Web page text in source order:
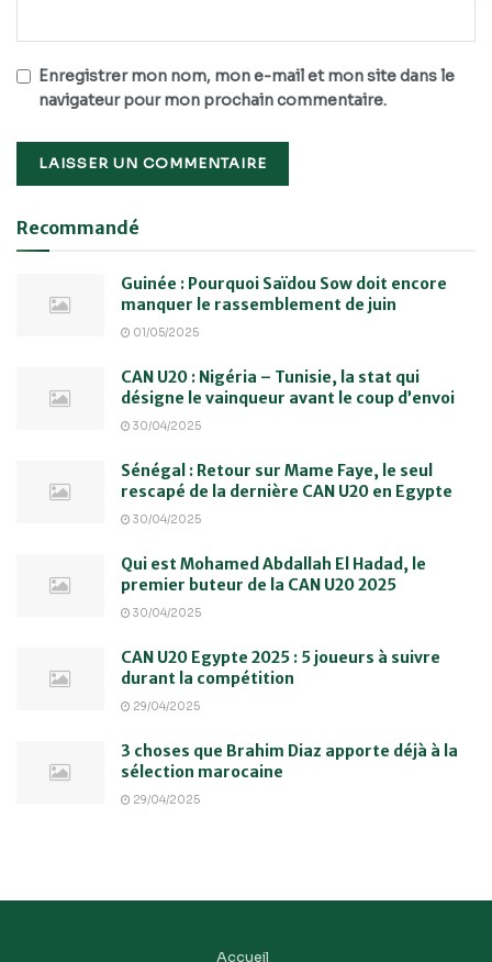
Enregistrer mon nom, mon e-mail et mon site dans le
navigateur pour mon prochain commentaire.
Recommandé
Guinée : Pourquoi Saïdou Sow doit encore
manquer le rassemblement de juin
01/05/2025
CAN U20 : Nigéria – Tunisie, la stat qui
désigne le vainqueur avant le coup d’envoi
30/04/2025
Sénégal : Retour sur Mame Faye, le seul
rescapé de la dernière CAN U20 en Egypte
30/04/2025
Qui est Mohamed Abdallah El Hadad, le
premier buteur de la CAN U20 2025
30/04/2025
CAN U20 Egypte 2025 : 5 joueurs à suivre
durant la compétition
29/04/2025
3 choses que Brahim Diaz apporte déjà à la
sélection marocaine
29/04/2025
Accueil